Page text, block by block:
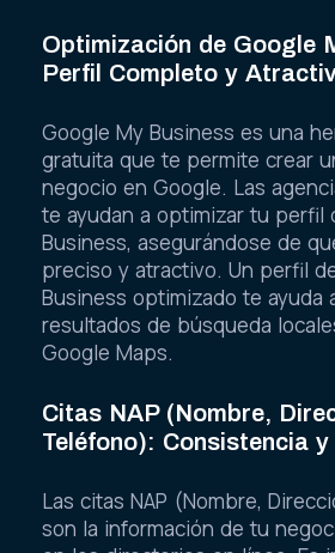
Optimización de Google
Perfil Completo y
Google My Business es una
gratuita que te permite crear
negocio en Google. Las
te ayudan a optimizar tu perfil
Business, asegurándose de
preciso y atractivo. Un perfil
Business optimizado te ayuda
resultados de búsqueda
Google Maps.
Citas NAP (Nombre,
Teléfono): Consistencia
Las citas NAP (Nombre,
son la información de tu